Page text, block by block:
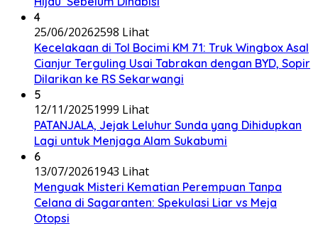
4
25/06/20262598 Lihat
Kecelakaan di Tol Bocimi KM 71: Truk Wingbox Asal
Cianjur Terguling Usai Tabrakan dengan BYD, Sopir
Dilarikan ke RS Sekarwangi
5
12/11/20251999 Lihat
PATANJALA, Jejak Leluhur Sunda yang Dihidupkan
Lagi untuk Menjaga Alam Sukabumi
6
13/07/20261943 Lihat
Menguak Misteri Kematian Perempuan Tanpa
Celana di Sagaranten: Spekulasi Liar vs Meja
Otopsi